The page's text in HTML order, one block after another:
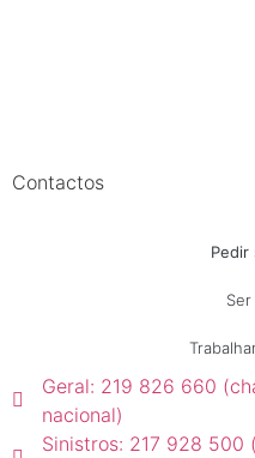
Contactos
Pedir
Geral: 219 826 660
nacional)
Sinistros: 217 928 500